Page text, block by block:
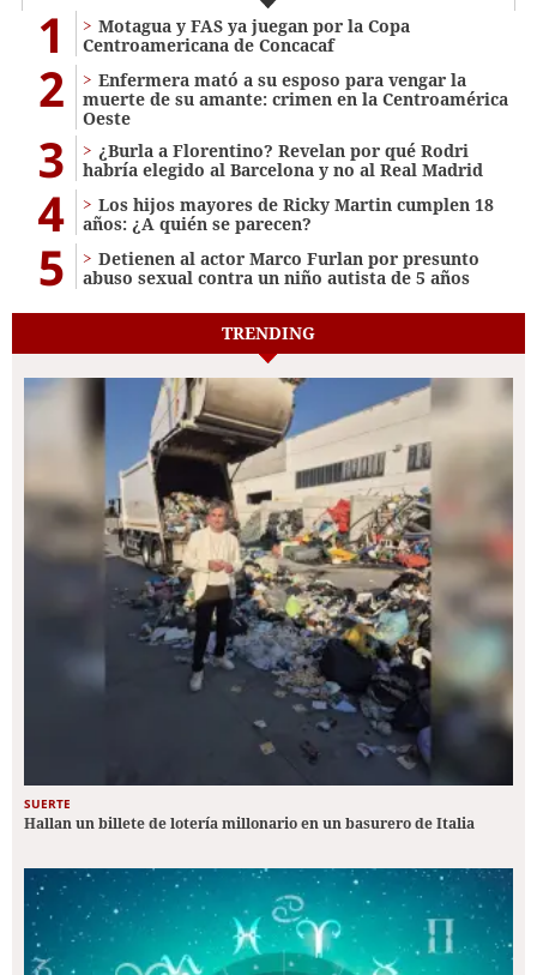
1
Motagua y FAS ya juegan por la Copa
Centroamericana de Concacaf
2
Enfermera mató a su esposo para vengar la
muerte de su amante: crimen en la Centroamérica
Oeste
3
¿Burla a Florentino? Revelan por qué Rodri
habría elegido al Barcelona y no al Real Madrid
4
Los hijos mayores de Ricky Martin cumplen 18
años: ¿A quién se parecen?
5
Detienen al actor Marco Furlan por presunto
abuso sexual contra un niño autista de 5 años
TRENDING
SUERTE
Hallan un billete de lotería millonario en un basurero de Italia